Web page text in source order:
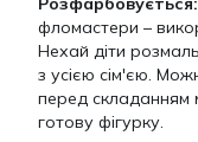
фломастери –
Нехай діти
з усією сім'єю.
перед
готову фігурку.